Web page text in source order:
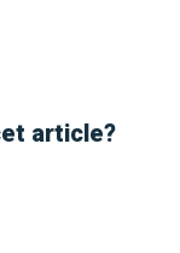
article?